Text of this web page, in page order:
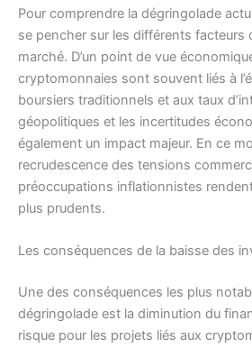
Pour comprendre la dégringolade
se pencher sur les différents facteurs
marché. D’un point de vue
cryptomonnaies sont souvent liés à
boursiers traditionnels et aux taux
géopolitiques et les incertitudes
également un impact majeur. En ce
recrudescence des tensions
préoccupations inflationnistes
plus prudents.
Les conséquences de la baisse des
Une des conséquences les plus
dégringolade est la diminution du
risque pour les projets liés aux